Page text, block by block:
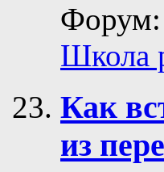
Форум:
Школа
Как
из